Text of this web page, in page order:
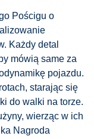
Pościgu o
Każdy detal
mówią same za
pojazdu.
starając się
do walki na torze.
wierząc w ich
Nagroda